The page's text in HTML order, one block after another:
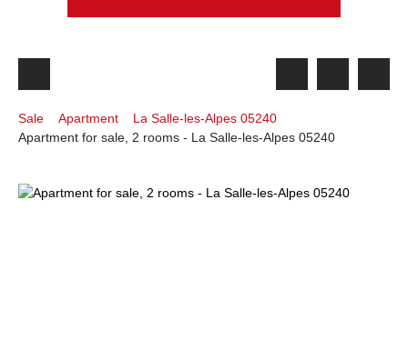
Sale Apartment
La Salle-les-Alpes 05240
Apartment for sale, 2 rooms - La Salle-les-Alpes 05240